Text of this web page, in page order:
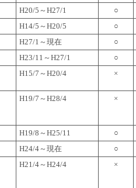
H20/5～H27/1
○
H14/5～H20/5
○
H27/1～現在
○
H23/11～H27/1
○
H15/7～H20/4 ×
H19/7～H28/4 ×
H19/8～H25/11
○
H24/4～現在
○
H21/4～H24/4 ×